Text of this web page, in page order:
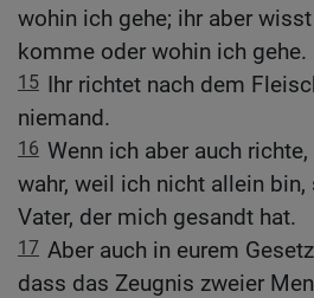
wohin ich gehe; ihr aber
komme oder wohin ich gehe.
15 Ihr richtet nach dem
niemand.
16 Wenn ich aber auch
wahr, weil ich nicht allein
Vater, der mich gesandt hat.
17 Aber auch in eurem
dass das Zeugnis zweier